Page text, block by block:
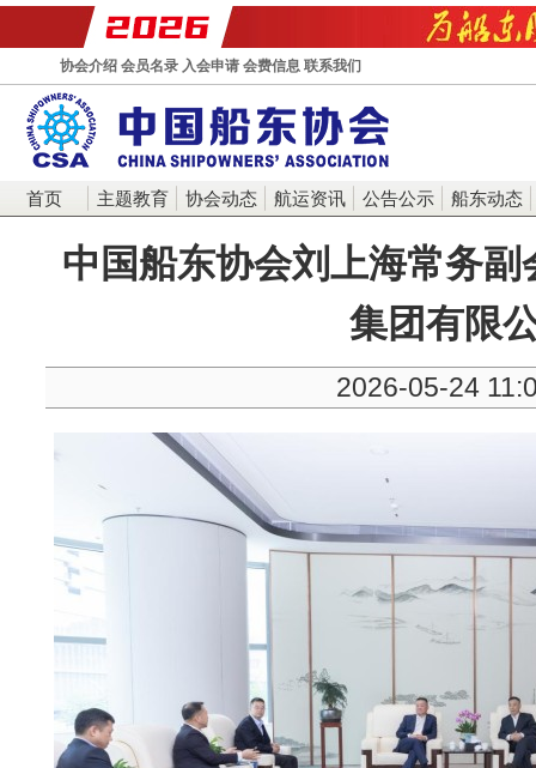
协会介绍 会员名录 入会申请 会费信息 联系我们
首页 主题教育 协会动态 航运资讯 公告公示 船东动态
中国船东协会刘上海常务
集团有限
2026-05-24